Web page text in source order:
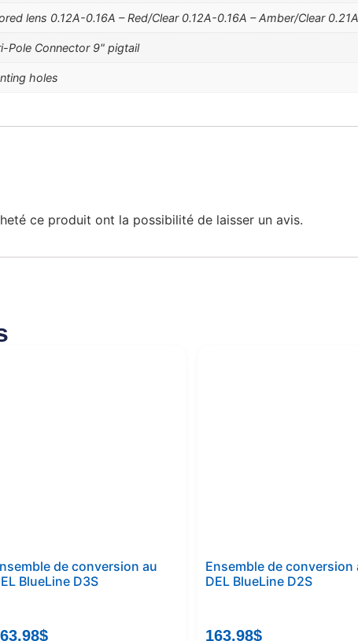
lens 0.12A-0.16A – Red/Clear 0.12A-0.16A – Amber/Clear
Pole Connector 9" pigtail
holes
ce produit ont la possibilité de laisser un avis.
de conversion au
BlueLine D3S
$
Ensemble de conversion
DEL BlueLine D2S
163.98$